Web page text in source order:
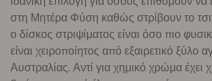
στη Μητέρα Φύση καθώς στρίβουν το
ο δίσκος στριψίματος είναι όσο πιο
είναι χειροποίητος από εξαιρετικό ξύλο
Αυστραλίας. Αντί για χημικό χρώμα έχει